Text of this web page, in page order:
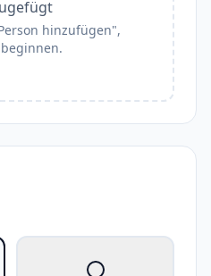
hinzufügen",